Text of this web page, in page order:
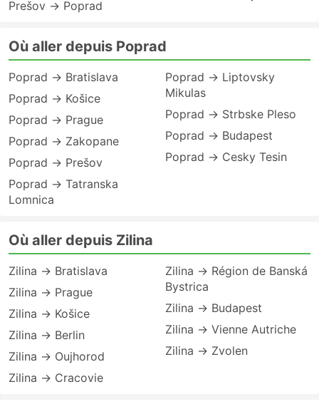
Prešov → Poprad
Où aller depuis Poprad
Poprad → Bratislava
Poprad → Košice
Poprad → Prague
Poprad → Zakopane
Poprad → Prešov
Poprad → Tatranska
Lomnica
Poprad → Liptovsky
Mikulas
Poprad → Strbske Pleso
Poprad → Budapest
Poprad → Cesky Tesin
Où aller depuis Zilina
Zilina → Bratislava
Zilina → Prague
Zilina → Košice
Zilina → Berlin
Zilina → Oujhorod
Zilina → Cracovie
Zilina → Région de Banská
Bystrica
Zilina → Budapest
Zilina → Vienne Autriche
Zilina → Zvolen